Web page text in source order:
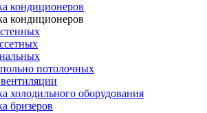
кондиционеров
кондиционеров
потолочных
холодильного оборудования
бризеров